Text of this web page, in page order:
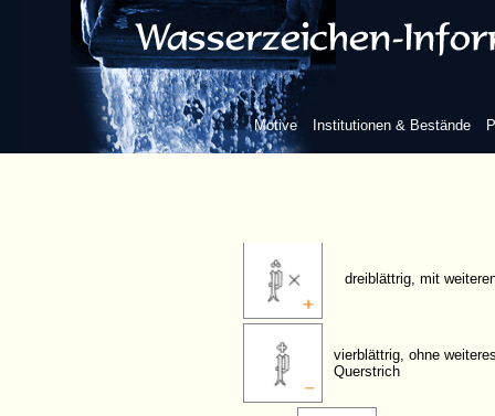
Motive Institutionen & Bestände
Blume/Blatt
dreiblättrig, mit
vierblättrig, ohne
Querstrich